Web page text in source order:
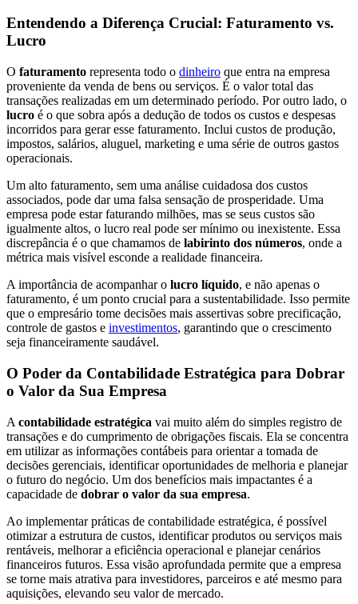
Entendendo a Diferença Crucial: Faturamento vs.
Lucro
O faturamento representa todo o dinheiro que entra na empresa
proveniente da venda de bens ou serviços. É o valor total das
transações realizadas em um determinado período. Por outro lado, o
lucro é o que sobra após a dedução de todos os custos e despesas
incorridos para gerar esse faturamento. Inclui custos de produção,
impostos, salários, aluguel, marketing e uma série de outros gastos
operacionais.
Um alto faturamento, sem uma análise cuidadosa dos custos
associados, pode dar uma falsa sensação de prosperidade. Uma
empresa pode estar faturando milhões, mas se seus custos são
igualmente altos, o lucro real pode ser mínimo ou inexistente. Essa
discrepância é o que chamamos de labirinto dos números, onde a
métrica mais visível esconde a realidade financeira.
A importância de acompanhar o lucro líquido, e não apenas o
faturamento, é um ponto crucial para a sustentabilidade. Isso permite
que o empresário tome decisões mais assertivas sobre precificação,
controle de gastos e investimentos, garantindo que o crescimento
seja financeiramente saudável.
O Poder da Contabilidade Estratégica para Dobrar
o Valor da Sua Empresa
A contabilidade estratégica vai muito além do simples registro de
transações e do cumprimento de obrigações fiscais. Ela se concentra
em utilizar as informações contábeis para orientar a tomada de
decisões gerenciais, identificar oportunidades de melhoria e planejar
o futuro do negócio. Um dos benefícios mais impactantes é a
capacidade de dobrar o valor da sua empresa.
Ao implementar práticas de contabilidade estratégica, é possível
otimizar a estrutura de custos, identificar produtos ou serviços mais
rentáveis, melhorar a eficiência operacional e planejar cenários
financeiros futuros. Essa visão aprofundada permite que a empresa
se torne mais atrativa para investidores, parceiros e até mesmo para
aquisições, elevando seu valor de mercado.